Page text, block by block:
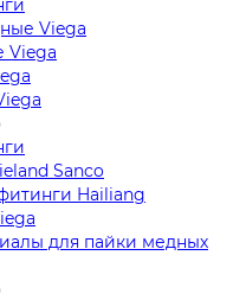
Viega
Viega
Sanco
Hailiang
для пайки медных